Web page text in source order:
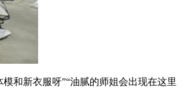
和新衣服呀”“油腻的师姐会出现在这里